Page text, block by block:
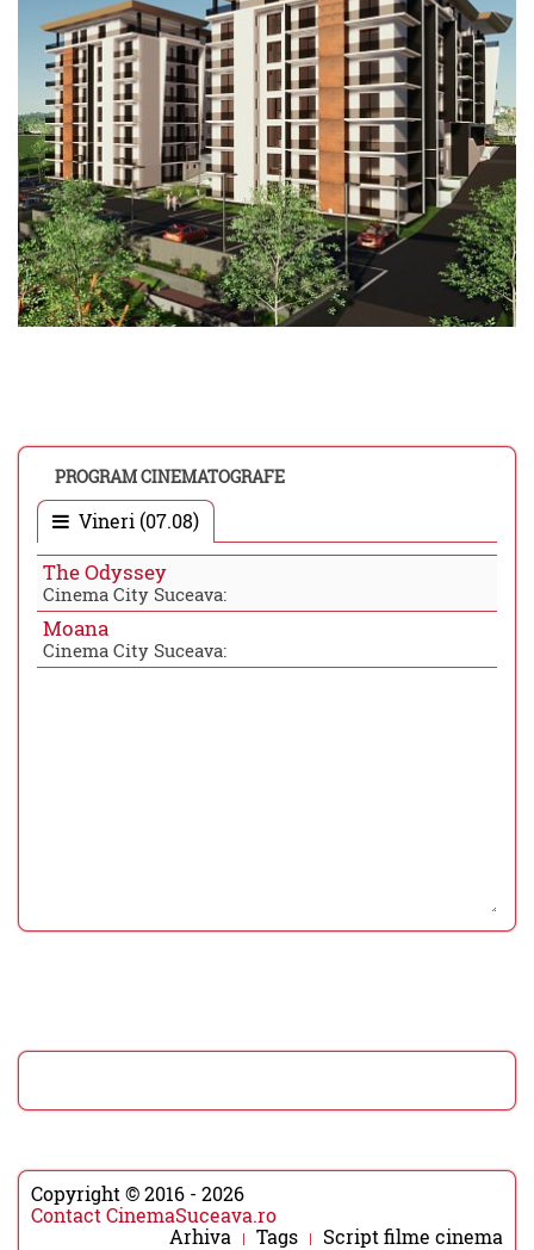
PROGRAM CINEMATOGRAFE
Vineri (07.08)
The Odyssey
Cinema City Suceava:
Moana
Cinema City Suceava:
Copyright © 2016 - 2026
Contact CinemaSuceava.ro
Arhiva
Tags Script filme cinema